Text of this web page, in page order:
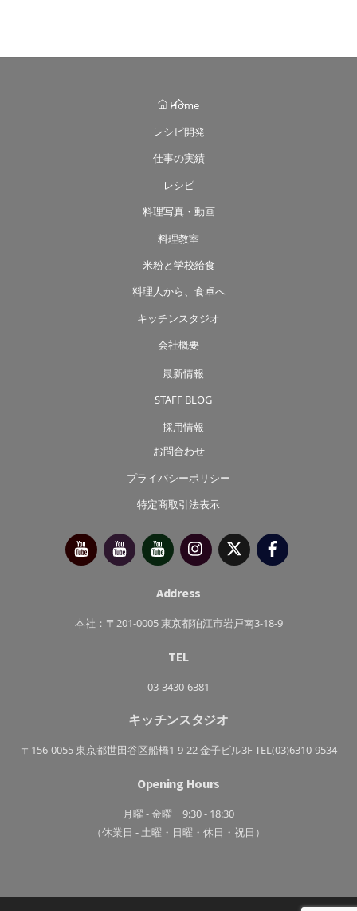
Back
Top
Home
レシピ開発
仕事の実績
レシピ
料理写真・動画
料理教室
米粉と学校給食
料理人から、食卓へ
キッチンスタジオ
会社概要
最新情報
STAFF BLOG
採用情報
お問合わせ
プライバシーポリシー
特定商取引法表示
今
別
府
べ
っ
ぷ
べ
っ
ぷ
き
ん
InstagramX（旧
Twitter）
Address
本社：〒201-0005 東京都狛江市岩戸南3-18-9
TEL
03-3430-6381
キッチンスタジオ
〒156-0055 東京都世田谷区船橋1-9-22 金子ビル3F TEL(03)6310-9534
Opening Hours
月曜 - 金曜 9:30 - 18:30
（休業日 - 土曜・日曜・休日・祝日）